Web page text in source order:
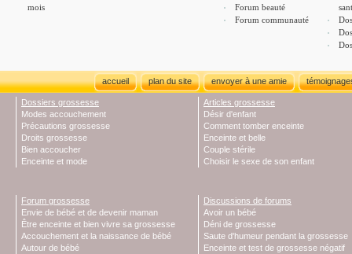
mois
Forum beauté
Forum communauté
accueil plan du site envoyer à une amie
Dossiers grossesse
Modes accouchement
Précautions grossesse
Droits grossesse
Bien accoucher
Enceinte et mode
Articles grossesse
Désir d'enfant
Comment tomber enceinte
Enceinte et belle
Couple stérile
Choisir le sexe de son enfant
Forum grossesse
Envie de bébé et de devenir maman
Être enceinte et bien vivre sa grossesse
Accouchement et la naissance de bébé
Autour de bébé
Discussions de forums
Avoir un bébé
Déni de grossesse
Saute d'humeur pendant la grossesse
Enceinte et test de grossesse négatif